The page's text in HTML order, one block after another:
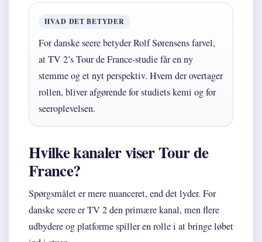
HVAD DET BETYDER
For danske seere betyder Rolf Sørensens farvel,
at TV 2’s Tour de France-studie får en ny
stemme og et nyt perspektiv. Hvem der overtager
rollen, bliver afgørende for studiets kemi og for
seeroplevelsen.
Hvilke kanaler viser Tour de
France?
Spørgsmålet er mere nuanceret, end det lyder. For
danske seere er TV 2 den primære kanal, men flere
udbydere og platforme spiller en rolle i at bringe løbet